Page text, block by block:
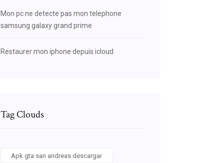
Mon pc ne detecte pas mon telephone
samsung galaxy grand prime
Restaurer mon iphone depuis icloud
Tag Clouds
Apk gta san andreas descargar